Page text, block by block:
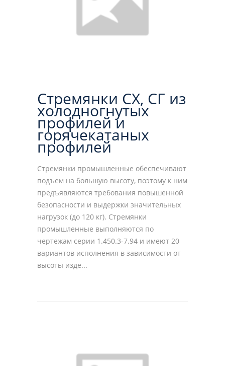
Стремянки СХ, СГ из
холодногнутых
профилей и
горячекатаных
профилей
Стремянки промышленные обеспечивают
подъем на большую высоту, поэтому к ним
предъявляются требования повышенной
безопасности и выдержки значительных
нагрузок (до 120 кг). Стремянки
промышленные выполняются по
чертежам серии 1.450.3-7.94 и имеют 20
вариантов исполнения в зависимости от
высоты изде...